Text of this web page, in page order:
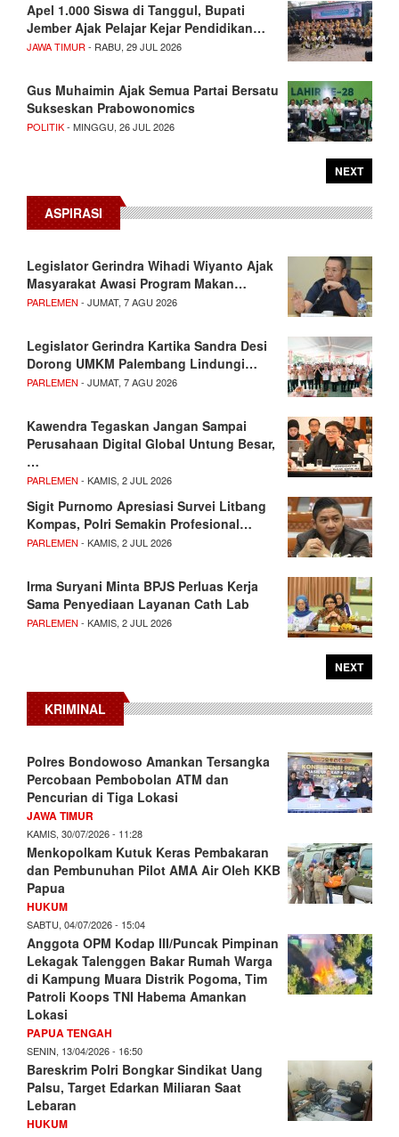
Apel 1.000 Siswa di Tanggul, Bupati
Jember Ajak Pelajar Kejar Pendidikan…
JAWA TIMUR - RABU, 29 JUL 2026
Gus Muhaimin Ajak Semua Partai Bersatu
Sukseskan Prabowonomics
POLITIK- MINGGU, 26 JUL 2026
NEXT
ASPIRASI
Legislator Gerindra Wihadi Wiyanto Ajak
Masyarakat Awasi Program Makan…
PARLEMEN - JUMAT, 7 AGU 2026
Legislator Gerindra Kartika Sandra Desi
Dorong UMKM Palembang Lindungi…
PARLEMEN - JUMAT, 7 AGU 2026
Kawendra Tegaskan Jangan Sampai
Perusahaan Digital Global Untung Besar,
…
PARLEMEN - KAMIS, 2 JUL 2026
Sigit Purnomo Apresiasi Survei Litbang
Kompas, Polri Semakin Profesional…
PARLEMEN - KAMIS, 2 JUL 2026
Irma Suryani Minta BPJS Perluas Kerja
Sama Penyediaan Layanan Cath Lab
PARLEMEN - KAMIS, 2 JUL 2026
NEXT
KRIMINAL
Polres Bondowoso Amankan Tersangka
Percobaan Pembobolan ATM dan
Pencurian di Tiga Lokasi
JAWA TIMUR
KAMIS, 30/07/2026 - 11:28
Menkopolkam Kutuk Keras Pembakaran
dan Pembunuhan Pilot AMA Air Oleh KKB
Papua
HUKUM
SABTU, 04/07/2026 - 15:04
Anggota OPM Kodap III/Puncak Pimpinan
Lekagak Talenggen Bakar Rumah Warga
di Kampung Muara Distrik Pogoma, Tim
Patroli Koops TNI Habema Amankan
Lokasi
PAPUA TENGAH
SENIN, 13/04/2026 - 16:50
Bareskrim Polri Bongkar Sindikat Uang
Palsu, Target Edarkan Miliaran Saat
Lebaran
HUKUM